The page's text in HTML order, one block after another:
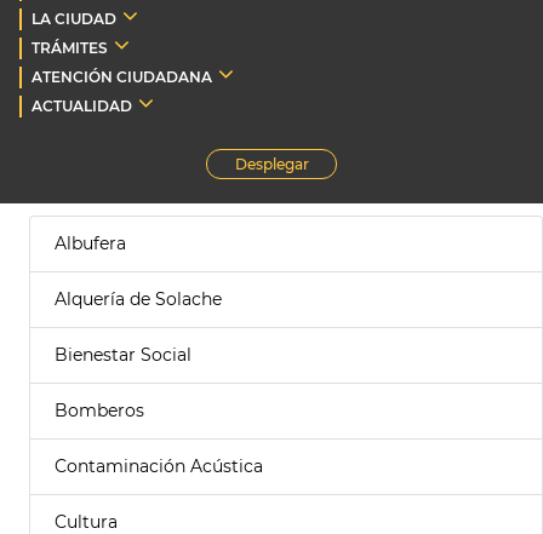
LA CIUDAD
TRÁMITES
ATENCIÓN CIUDADANA
ACTUALIDAD
Desplegar
Albufera
Alquería de Solache
Bienestar Social
Bomberos
Contaminación Acústica
Cultura